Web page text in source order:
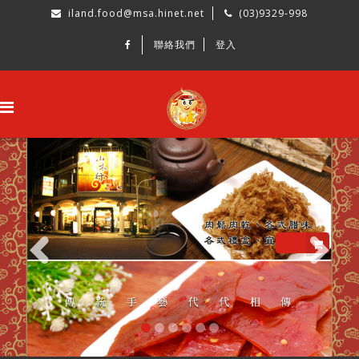
iland.food@msa.hinet.net (03)9329-998
聯絡我們 登入